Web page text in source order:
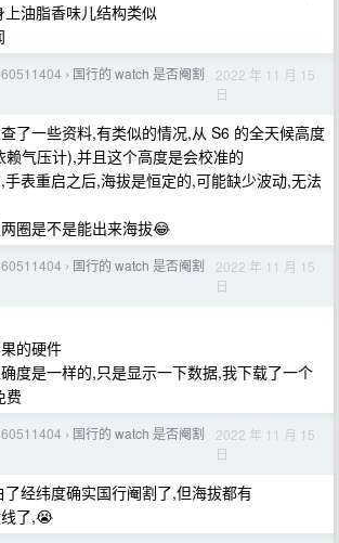
油脂香味儿结构类似
› 国行的 watch 是否阉割
2022 年 11 月 15
日
了一些资料,有类似的情况,从 S6 的全天候高度
气压计),并且这个高度是会校准的
表重启之后,海拔是恒定的,可能缺少波动,无法
圈是不是能出来海拔😂
› 国行的 watch 是否阉割
2022 年 11 月 15
日
的硬件
度是一样的,只是显示一下数据,我下载了一个
费
› 国行的 watch 是否阉割
2022 年 11 月 15
日
经纬度确实国行阉割了,但海拔都有
了,😭